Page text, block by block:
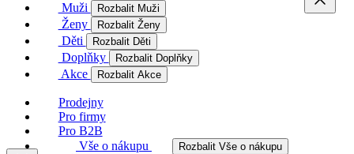
Muži Rozbalit Muži
Ženy Rozbalit Ženy
Děti Rozbalit Děti
Doplňky Rozbalit Doplňky
Akce Rozbalit Akce
Prodejny
Pro firmy
Pro B2B
Vše o nákupu
Rozbalit Vše o nákupu